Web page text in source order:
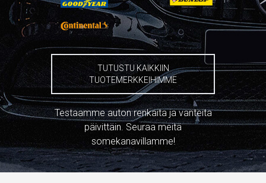
TUTUSTU KAIKKIIN
TUOTEMERKKEIHIMME
Testaamme auton renkaita ja vanteita
päivittäin. Seuraa meitä
somekanavillamme!